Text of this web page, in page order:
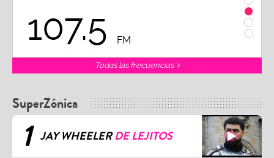
107.5 FM
Todas las frecuencias
SuperZónica
1 JAY WHEELERDE LEJITOS